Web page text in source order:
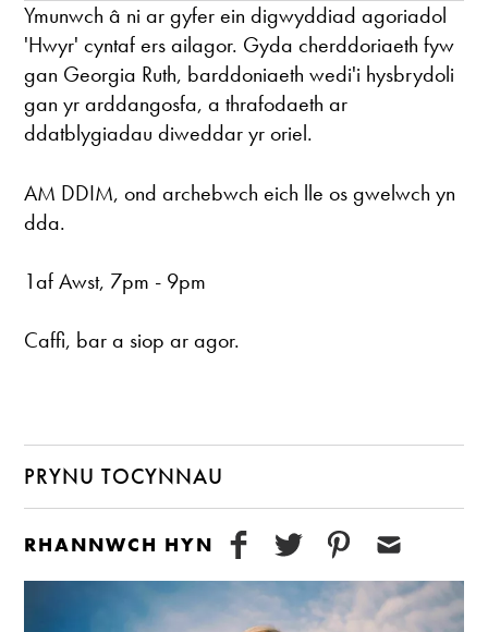
Ymunwch â ni ar gyfer ein digwyddiad agoriadol
'Hwyr' cyntaf ers ailagor. Gyda cherddoriaeth fyw
gan Georgia Ruth, barddoniaeth wedi'i hysbrydoli
gan yr arddangosfa, a thrafodaeth ar
ddatblygiadau diweddar yr oriel.
AM DDIM, ond archebwch eich lle os gwelwch yn
dda.
1af Awst, 7pm - 9pm
Caffi, bar a siop ar agor.
PRYNU TOCYNNAU
RHANNWCH HYN